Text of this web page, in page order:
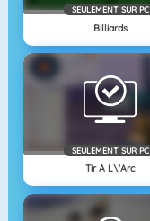
SEULEMENT SUR PC
Billiards
SEULEMENT SUR PC
Tir À L\'arc